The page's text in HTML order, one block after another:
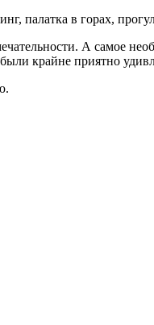
палатка в горах,
А самое
крайне приятно